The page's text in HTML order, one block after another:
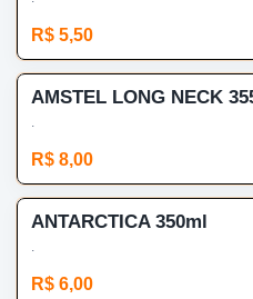
R$ 5,50
AMSTEL LONG NECK
.
R$ 8,00
ANTARCTICA 350ml
.
R$ 6,00